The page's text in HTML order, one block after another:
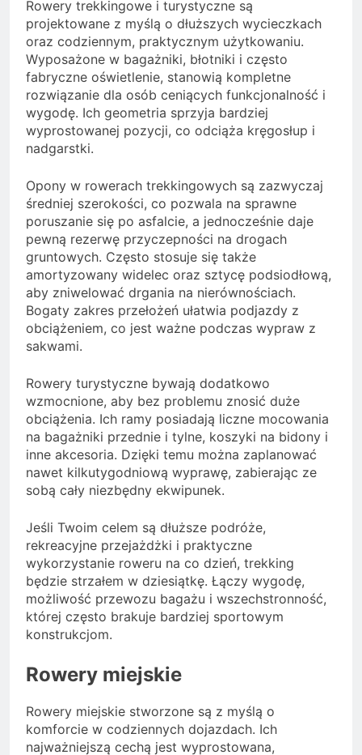
Rowery trekkingowe i turystyczne są
projektowane z myślą o dłuższych wycieczkach
oraz codziennym, praktycznym użytkowaniu.
Wyposażone w bagażniki, błotniki i często
fabryczne oświetlenie, stanowią kompletne
rozwiązanie dla osób ceniących funkcjonalność i
wygodę. Ich geometria sprzyja bardziej
wyprostowanej pozycji, co odciąża kręgosłup i
nadgarstki.
Opony w rowerach trekkingowych są zazwyczaj
średniej szerokości, co pozwala na sprawne
poruszanie się po asfalcie, a jednocześnie daje
pewną rezerwę przyczepności na drogach
gruntowych. Często stosuje się także
amortyzowany widelec oraz sztycę podsiodłową,
aby zniwelować drgania na nierównościach.
Bogaty zakres przełożeń ułatwia podjazdy z
obciążeniem, co jest ważne podczas wypraw z
sakwami.
Rowery turystyczne bywają dodatkowo
wzmocnione, aby bez problemu znosić duże
obciążenia. Ich ramy posiadają liczne mocowania
na bagażniki przednie i tylne, koszyki na bidony i
inne akcesoria. Dzięki temu można zaplanować
nawet kilkutygodniową wyprawę, zabierając ze
sobą cały niezbędny ekwipunek.
Jeśli Twoim celem są dłuższe podróże,
rekreacyjne przejażdżki i praktyczne
wykorzystanie roweru na co dzień, trekking
będzie strzałem w dziesiątkę. Łączy wygodę,
możliwość przewozu bagażu i wszechstronność,
której często brakuje bardziej sportowym
konstrukcjom.
Rowery miejskie
Rowery miejskie stworzone są z myślą o
komforcie w codziennych dojazdach. Ich
najważniejszą cechą jest wyprostowana,